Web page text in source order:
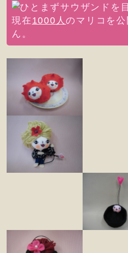
現在 1000人のマリコを
ん。